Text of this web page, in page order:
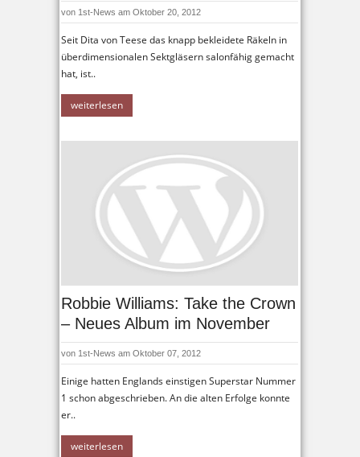
von 1st-News am Oktober 20, 2012
Seit Dita von Teese das knapp bekleidete Räkeln in
überdimensionalen Sektgläsern salonfähig gemacht
hat, ist..
weiterlesen
Robbie Williams: Take the Crown
– Neues Album im November
von 1st-News am Oktober 07, 2012
Einige hatten Englands einstigen Superstar Nummer
1 schon abgeschrieben. An die alten Erfolge konnte
er..
weiterlesen